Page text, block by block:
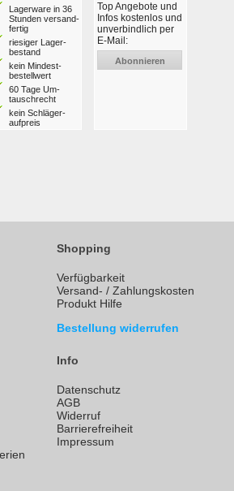
Lagerware in 36
Stunden ver­sand­
fertig
riesiger Lager­
bestand
kein Mindest­
bestell­wert
60 Tage Um­
tausch­recht
kein Schläger­
aufpreis
Top Angebote und
Infos kostenlos und
unverbindlich per
E-Mail:
Abonnieren
Shopping
Verfügbarkeit
Versand- / Zahlungskosten
Produkt Hilfe
Bestellung widerrufen
Info
Datenschutz
AGB
Widerruf
Barrierefreiheit
Impressum